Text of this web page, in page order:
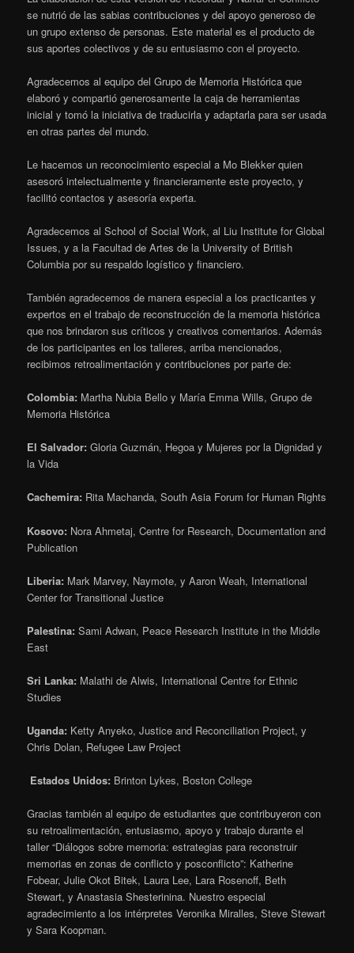
se nutrió de las sabias contribuciones y del apoyo generoso de
un grupo extenso de personas. Este material es el producto de
sus aportes colectivos y de su entusiasmo con el proyecto.
Agradecemos al equipo del Grupo de Memoria Histórica que
elaboró y compartió generosamente la caja de herramientas
inicial y tomó la iniciativa de traducirla y adaptarla para ser usada
en otras partes del mundo.
Le hacemos un reconocimiento especial a Mo Blekker quien
asesoró intelectualmente y financieramente este proyecto, y
facilitó contactos y asesoría experta.
Agradecemos al School of Social Work, al Liu Institute for Global
Issues, y a la Facultad de Artes de la University of British
Columbia por su respaldo logístico y financiero.
También agradecemos de manera especial a los practicantes y
expertos en el trabajo de reconstrucción de la memoria histórica
que nos brindaron sus críticos y creativos comentarios. Además
de los participantes en los talleres, arriba mencionados,
recibimos retroalimentación y contribuciones por parte de:
Colombia: Martha Nubia Bello y María Emma Wills, Grupo de
Memoria Histórica
El Salvador: Gloria Guzmán, Hegoa y Mujeres por la Dignidad y
la Vida
Cachemira: Rita Machanda, South Asia Forum for Human Rights
Kosovo: Nora Ahmetaj, Centre for Research, Documentation and
Publication
Liberia: Mark Marvey, Naymote, y Aaron Weah, International
Center for Transitional Justice
Palestina:Sami Adwan, Peace Research Institute in the Middle
East
Sri Lanka: Malathi de Alwis, International Centre for Ethnic
Studies
Uganda: Ketty Anyeko, Justice and Reconciliation Project, y
Chris Dolan, Refugee Law Project
Estados Unidos: Brinton Lykes, Boston College
Gracias también al equipo de estudiantes que contribuyeron con
su retroalimentación, entusiasmo, apoyo y trabajo durante el
taller “Diálogos sobre memoria: estrategias para reconstruir
memorias en zonas de conflicto y posconflicto”: Katherine
Fobear, Julie Okot Bitek, Laura Lee, Lara Rosenoff, Beth
Stewart, y Anastasia Shesterinina. Nuestro especial
agradecimiento a los intérpretes Veronika Miralles, Steve Stewart
y Sara Koopman.